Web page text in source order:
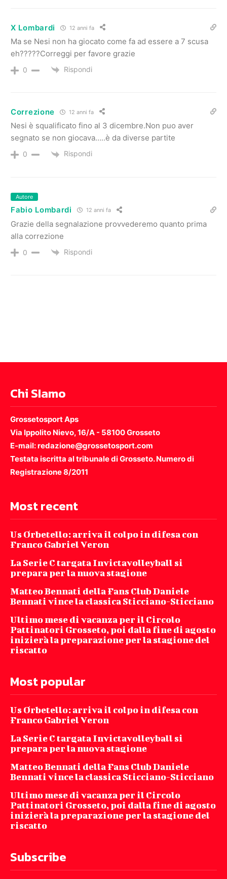
X Lombardi 12 anni fa
Ma se Nesi non ha giocato come fa ad essere a 7 scusa
eh?????Correggi per favore grazie
0 Rispondi
Correzione 12 anni fa
Nesi è squalificato fino al 3 dicembre.Non puo aver
segnato se non giocava…..è da diverse partite
0 Rispondi
Autore
Fabio Lombardi 12 anni fa
Grazie della segnalazione provvederemo quanto prima
alla correzione
0 Rispondi
Chi SIamo
Grossetosport Aps
Via Ippolito Nievo, 16/A - 58100 Grosseto
E-mail: redazione@grossetosport.com
Testata iscritta al tribunale di Grosseto. Numero di
Registrazione 8/2011
Most recent
Us Orbetello: arriva il colpo in difesa con
Franco Gabriel Veron
La Serie C targata Invictavolleyball si
prepara per la nuova stagione
Matteo Bennati della Fans Club Daniele
Bennati vince la classica Sticciano-Sticciano
Ultimo mese di vacanza per il Circolo
Pattinatori Grosseto, poi dalla fine di agosto
inizierà la preparazione per la stagione del
riscatto
Most popular
Us Orbetello: arriva il colpo in difesa con
Franco Gabriel Veron
La Serie C targata Invictavolleyball si
prepara per la nuova stagione
Matteo Bennati della Fans Club Daniele
Bennati vince la classica Sticciano-Sticciano
Ultimo mese di vacanza per il Circolo
Pattinatori Grosseto, poi dalla fine di agosto
inizierà la preparazione per la stagione del
riscatto
Subscribe